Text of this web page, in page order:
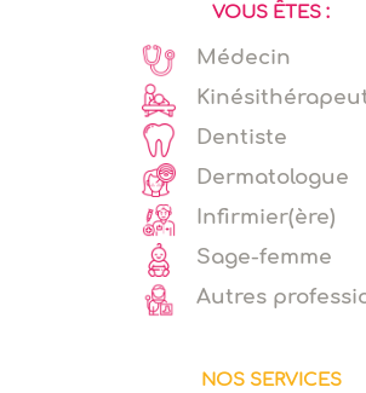
VOUS ÊTES :
Médecin
Dentiste
Dermatologue
Infirmier(ère)
Sage-femme
Autres
NOS SERVICES